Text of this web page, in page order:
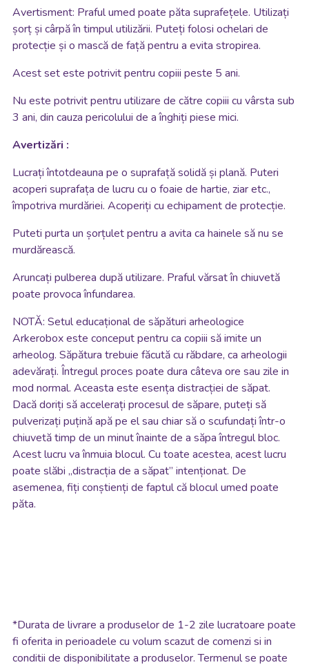
Avertisment: Praful umed poate păta suprafețele. Utilizați
șorț și cârpă în timpul utilizării. Puteți folosi ochelari de
protecție și o mască de față pentru a evita stropirea.
Acest set este potrivit pentru copiii peste 5 ani.
Nu este potrivit pentru utilizare de către copiii cu vârsta sub
3 ani, din cauza pericolului de a înghiți piese mici.
Avertizări :
Lucrați întotdeauna pe o suprafață solidă și plană. Puteri
acoperi suprafața de lucru cu o foaie de hartie, ziar etc.,
împotriva murdăriei. Acoperiți cu echipament de protecție.
Puteti purta un șorțulet pentru a avita ca hainele să nu se
murdărească.
Aruncați pulberea după utilizare. Praful vărsat în chiuvetă
poate provoca înfundarea.
NOTĂ: Setul educațional de săpături arheologice
Arkerobox este conceput pentru ca copiii să imite un
arheolog. Săpătura trebuie făcută cu răbdare, ca arheologii
adevărați. Întregul proces poate dura câteva ore sau zile in
mod normal. Aceasta este esența distracției de săpat.
Dacă doriți să accelerați procesul de săpare, puteți să
pulverizați puțină apă pe el sau chiar să o scufundați într-o
chiuvetă timp de un minut înainte de a săpa întregul bloc.
Acest lucru va înmuia blocul. Cu toate acestea, acest lucru
poate slăbi „distracția de a săpat” intenționat. De
asemenea, fiți conștienți de faptul că blocul umed poate
păta.
*Durata de livrare a produselor de 1-2 zile lucratoare poate
fi oferita in perioadele cu volum scazut de comenzi si in
conditii de disponibilitate a produselor. Termenul se poate